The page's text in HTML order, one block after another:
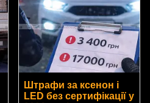
Штрафи за ксенон і
LED без сертифікації у